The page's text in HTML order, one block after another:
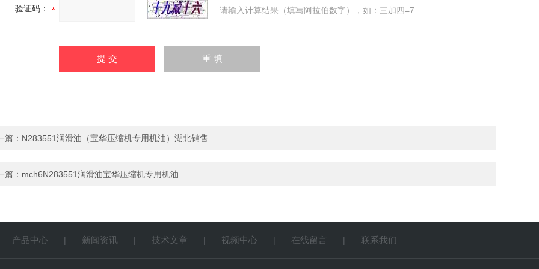
验证码： 请输入计算结果（填写阿拉伯数字），如：三加四=7
篇： N283551润滑油（宝华压缩机专用机油）湖北销售
篇： mch6N283551润滑油宝华压缩机专用机油
产品中心 | 新闻资讯 | 技术文章 | 视频中心 | 在线留言 | 联系我们